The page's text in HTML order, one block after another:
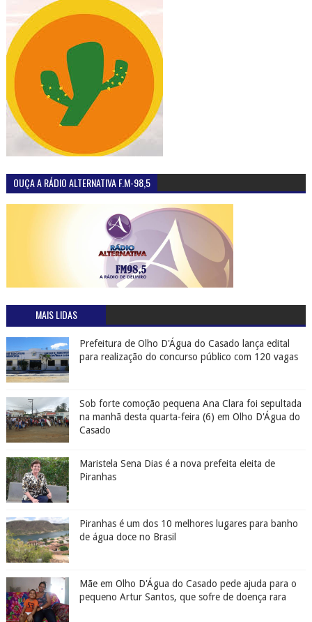
OUÇA A RÁDIO ALTERNATIVA F.M-98,5
MAIS LIDAS
Prefeitura de Olho D'Água do Casado lança edital
para realização do concurso público com 120 vagas
Sob forte comoção pequena Ana Clara foi sepultada
na manhã desta quarta-feira (6) em Olho D'Água do
Casado
Maristela Sena Dias é a nova prefeita eleita de
Piranhas
Piranhas é um dos 10 melhores lugares para banho
de água doce no Brasil
Mãe em Olho D'Água do Casado pede ajuda para o
pequeno Artur Santos, que sofre de doença rara